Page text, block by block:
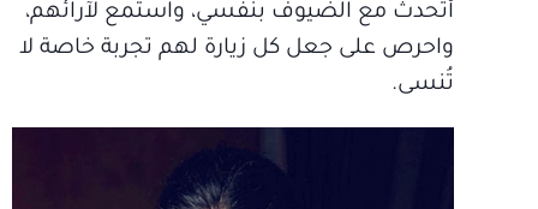
أتحدث مع الضيوف بنفسي، واستمع لآرائهم،
واحرص على جعل كل زيارة لهم تجربة خاصة لا
تُنسى.